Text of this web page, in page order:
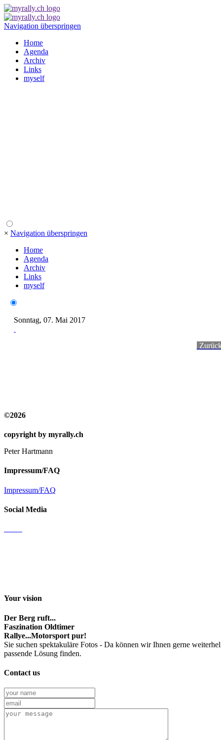
Navigation überspringen
Home
Agenda
Archiv
Links
myself
× Navigation überspringen
Home
Agenda
Archiv
Links
myself
Sonntag, 07. Mai 2017
©2026
copyright by myrally.ch
Peter Hartmann
Impressum/FAQ
Impressum/FAQ
Social Media
Your vision
Der Berg ruft...
Faszination Oldtimer
Rallye...Motorsport pur!
Sie suchen spektakuläre Fotos - Da können wir Ihnen gerne
passende Lösung finden.
Contact us